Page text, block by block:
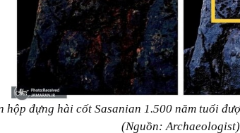
hộp đựng hài cốt Sasanian 1.500 năm tuổi
(Nguồn: Archaeologist)